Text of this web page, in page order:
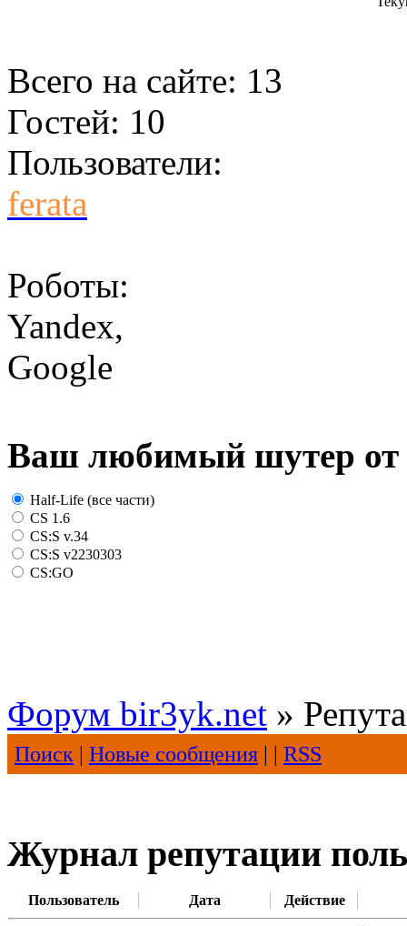
Всего на сайте: 13
Гостей: 10
Пользователи:
ferata
Роботы:
Yandex,
Google
Ваш любимый шутер от
Half-Life (все части)
CS 1.6
CS:S v.34
CS:S v2230303
CS:GO
Форум bir3yk.net »
Поиск | Новые сообщения | | RSS
Журнал репутации
Пользователь Дата Действие